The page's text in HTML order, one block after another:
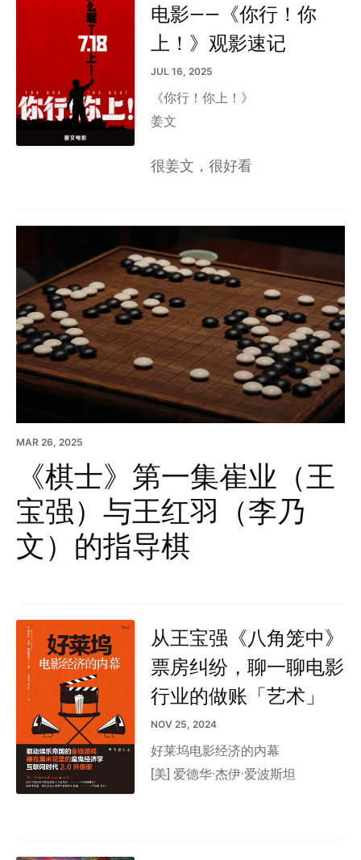
电影——《你行！你
上！》观影速记
JUL 16, 2025
《你行！你上！》
姜文
很姜文，很好看
MAR 26, 2025
《棋士》第一集崔业（王
宝强）与王红羽（李乃
文）的指导棋
从王宝强《八角笼中》
票房纠纷，聊一聊电影
行业的做账「艺术」
NOV 25, 2024
好莱坞电影经济的内幕
[美] 爱德华·杰伊·爱波斯坦